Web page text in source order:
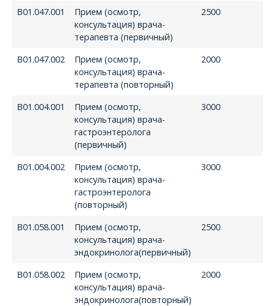
В01.047.001
Прием (осмотр,
консультация) врача-
терапевта (первичный)
2500
В01.047.002
Прием (осмотр,
консультация) врача-
терапевта (повторный)
2000
В01.004.001
Прием (осмотр,
консультация) врача-
гастроэнтеролога
(первичный)
3000
В01.004.002
Прием (осмотр,
консультация) врача-
гастроэнтеролога
(повторный)
3000
В01.058.001
Прием (осмотр,
консультация) врача-
эндокринолога(первичный)
2500
В01.058.002
Прием (осмотр,
консультация) врача-
эндокринолога(повторный)
2000